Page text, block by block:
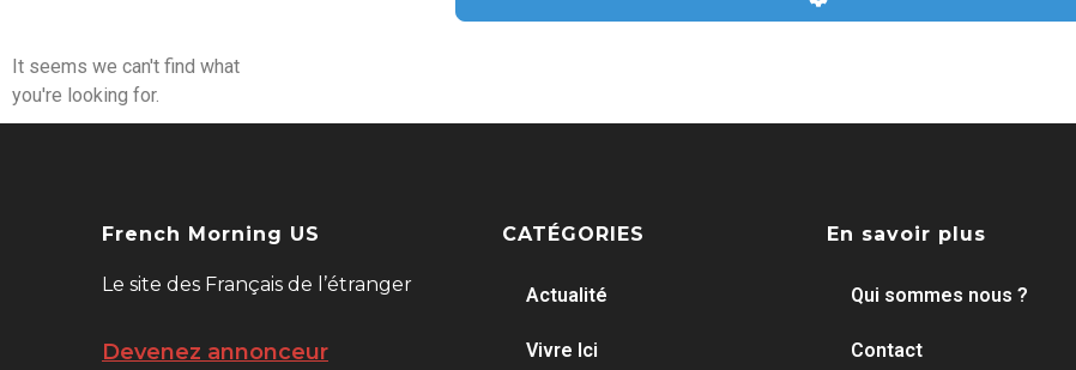
It seems we can't find what
you're looking for.
French Morning US
Le site des Français de l’étranger
Devenez annonceur
CATÉGORIES
Actualité
Vivre Ici
En savoir plus
Qui sommes nous ?
Contact